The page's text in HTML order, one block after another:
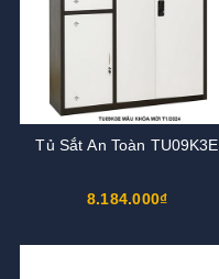
Tủ Sắt An Toàn TU09K3E
8.184.000₫